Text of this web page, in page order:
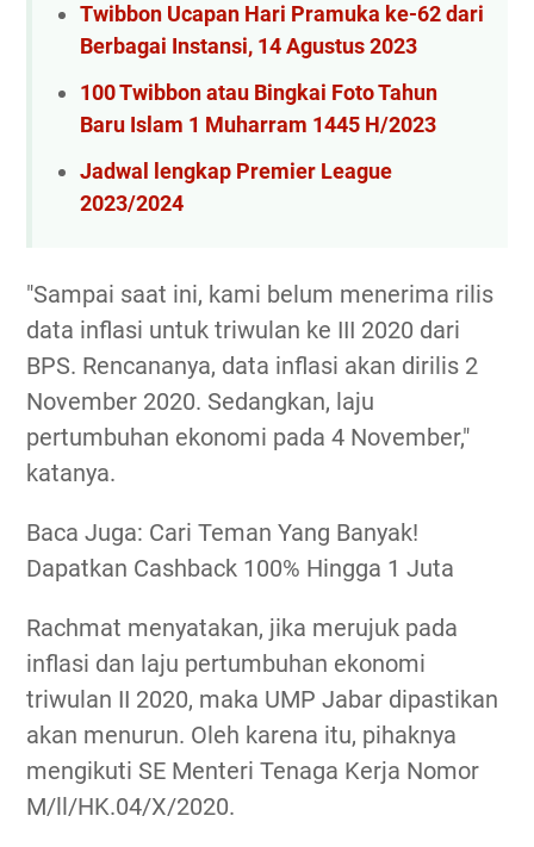
Twibbon Ucapan Hari Pramuka ke-62 dari
Berbagai Instansi, 14 Agustus 2023
100 Twibbon atau Bingkai Foto Tahun
Baru Islam 1 Muharram 1445 H/2023
Jadwal lengkap Premier League
2023/2024
"Sampai saat ini, kami belum menerima rilis
data inflasi untuk triwulan ke III 2020 dari
BPS. Rencananya, data inflasi akan dirilis 2
November 2020. Sedangkan, laju
pertumbuhan ekonomi pada 4 November,"
katanya.
Baca Juga: Cari Teman Yang Banyak!
Dapatkan Cashback 100% Hingga 1 Juta
Rachmat menyatakan, jika merujuk pada
inflasi dan laju pertumbuhan ekonomi
triwulan II 2020, maka UMP Jabar dipastikan
akan menurun. Oleh karena itu, pihaknya
mengikuti SE Menteri Tenaga Kerja Nomor
M/ll/HK.04/X/2020.